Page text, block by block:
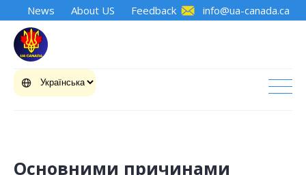
News About US Feedback info@ua-canada.ca
Основними причинами